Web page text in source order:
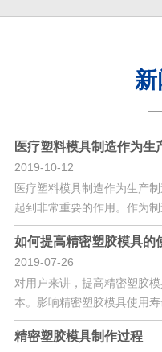
医疗塑料模具制造作为生
2019-10-12
医疗塑料模具制造作为生产
起到非常重要的作用。作为
多，主
如何提高精密塑胶模具的
2019-07-26
对用户来讲，提高精密塑胶
本。影响精密塑胶模具使用寿
精密塑胶模具制作过程